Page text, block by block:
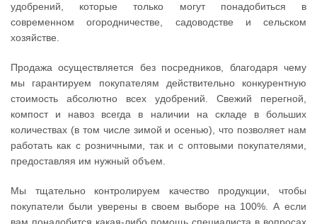
удобрений, которые только могут понадобиться в
современном огородничестве, садоводстве и сельском
хозяйстве.
Продажа осуществляется без посредников, благодаря чему
мы гарантируем покупателям действительно конкурентную
стоимость абсолютно всех удобрений. Свежий перегной,
компост и навоз всегда в наличии на складе в больших
количествах (в том числе зимой и осенью), что позволяет нам
работать как с розничными, так и с оптовыми покупателями,
предоставляя им нужный объем.
Мы тщательно контролируем качество продукции, чтобы
покупатели были уверены в своем выборе на 100%. А если